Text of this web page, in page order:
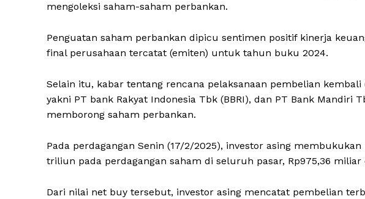
mengoleksi saham-saham perbankan.
Penguatan saham perbankan dipicu sentimen positif kinerja
final perusahaan tercatat (emiten) untuk tahun buku 2024.
Selain itu, kabar tentang rencana pelaksanaan pembelian
yakni PT bank Rakyat Indonesia Tbk (BBRI), dan PT Bank Mandiri
memborong saham perbankan.
Pada perdagangan Senin (17/2/2025), investor asing
triliun pada perdagangan saham di seluruh pasar, Rp975,36
Dari nilai net buy tersebut, investor asing mencatat pembelian